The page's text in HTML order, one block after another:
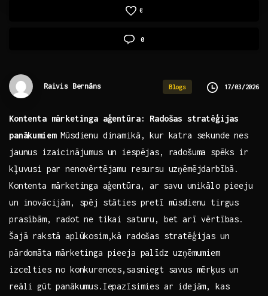
0
0
Raivis Bernāns Blogs 17/03/2026
Kontenta mārketinga aģentūra: Radošas stratēģijas
panākumiemMūsdienu dinamikā, kur katra sekunde nes
jaunus izaicinājumus un iespējas, radošuma spēks ir
kļuvusi par nenovērtējamu resursu uzņēmējdarbībā.​
Kontenta mārketinga ⁤aģentūra, ⁤ar savu unikālo pieeju
un inovācijām,‌ spēj‌ stāties pretī mūsdienu tirgus
prasībām, radot ne tikai saturu, bet arī vērtības.
Šajā​ rakstā aplūkosim,kā radošas stratēģijas un
pārdomāta mārketinga​ pieeja palīdz uzņēmumiem
izcelties no konkurences,sasniegt savus mērķus un ​
reāli gūt panākumus.Iepazīsimies ar idejām, ‌kas‌